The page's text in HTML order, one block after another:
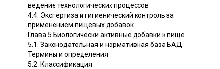
ведение технологических процессов
4.4. Экспертиза и гигиенический контроль за
применением пищевых добавок
Глава 5 Биологически активные добавки к пище
5.1. Законодательная и нормативная база БАД.
Термины и определения
5.2. Классификация